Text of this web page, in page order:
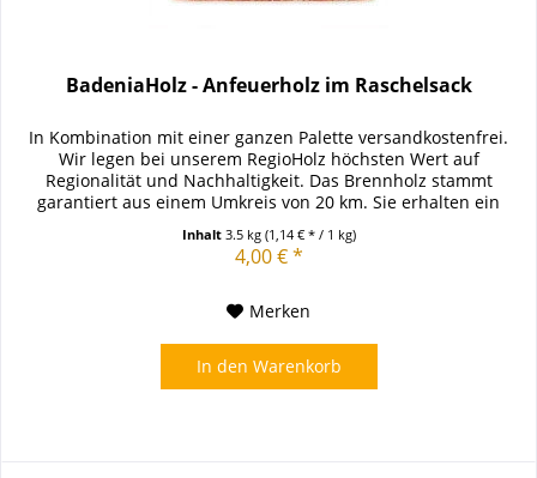
BadeniaHolz - Anfeuerholz im Raschelsack
In Kombination mit einer ganzen Palette versandkostenfrei.
Wir legen bei unserem RegioHolz höchsten Wert auf
Regionalität und Nachhaltigkeit. Das Brennholz stammt
garantiert aus einem Umkreis von 20 km. Sie erhalten ein
Inhalt 3.5 kg (1,14 € * / 1 kg)
4,00 € *
Merken
In den Warenkorb